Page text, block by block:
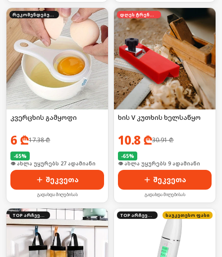
რეკომენდებული
კვერცხის გამყოფი
6 ₾17.38₾
-65%
🛒 ბოლო 24სთ-ში იყიდა 42-მა
შეკვეთა
გადახდა მიღებისას
დღეს ტრენდში
ხის V კუთხის ხელსაწყო
10.8 ₾30.91₾
-65%
🛒 ბოლო 24სთ-ში იყიდა 16-მა
შეკვეთა
გადახდა მიღებისას
TOP არჩევანი TOP არჩევანი საუკეთესო ფასი